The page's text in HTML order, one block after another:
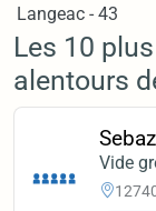
Langeac - 43
Les 10
alentours
Vide